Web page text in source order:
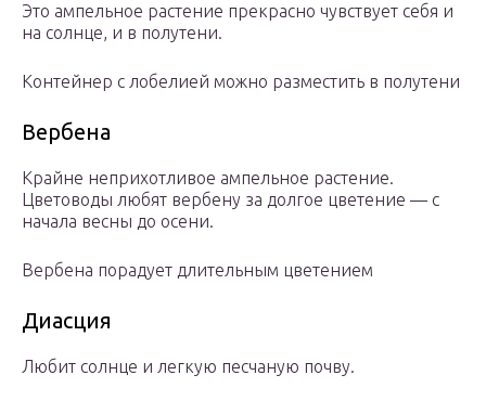
Это ампельное растение прекрасно чувствует себя и
на солнце, и в полутени.
Контейнер с лобелией можно разместить в полутени
Вербена
Крайне неприхотливое ампельное растение.
Цветоводы любят вербену за долгое цветение — с
начала весны до осени.
Вербена порадует длительным цветением
Диасция
Любит солнце и легкую песчаную почву.